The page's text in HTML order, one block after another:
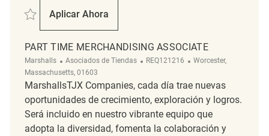
Salvar part time merchandising associate REQ139289
Aplicar Ahora
Part Time Merchandising Associate
PART TIME MERCHANDISING ASSOCIATE
Marshalls Categoría
Asociados de Tiendas ReqId
REQ121216 Ubicación
Worcester,
Massachusetts, 01603
MarshallsTJX Companies, cada día trae nuevas
oportunidades de crecimiento, exploración y logros.
Será incluido en nuestro vibrante equipo que
adopta la diversidad, fomenta la colaboración y